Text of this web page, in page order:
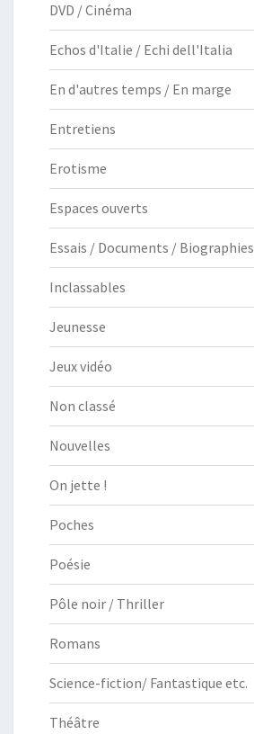
DVD / Cinéma
Echos d'Italie / Echi dell'Italia
En d'autres temps / En marge
Entretiens
Erotisme
Espaces ouverts
Essais / Documents / Biographies
Inclassables
Jeunesse
Jeux vidéo
Non classé
Nouvelles
On jette !
Poches
Poésie
Pôle noir / Thriller
Romans
Science-fiction/ Fantastique etc.
Théâtre